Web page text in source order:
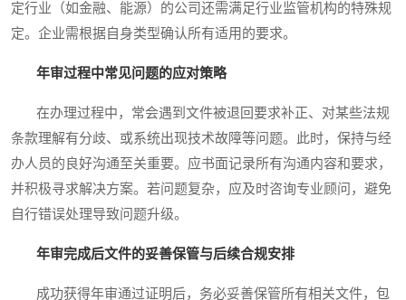
定行业（如金融、能源）的公司还需满足行业监管机构的特殊规
定。企业需根据自身类型确认所有适用的要求。
年审过程中常见问题的应对策略
在办理过程中，常会遇到文件被退回要求补正、对某些法规
条款理解有分歧、或系统出现技术故障等问题。此时，保持与经
办人员的良好沟通至关重要。应书面记录所有沟通内容和要求，
并积极寻求解决方案。若问题复杂，应及时咨询专业顾问，避免
自行错误处理导致问题升级。
年审完成后文件的妥善保管与后续合规安排
成功获得年审通过证明后，务必妥善保管所有相关文件，包